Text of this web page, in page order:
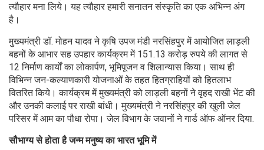
त्यौहार मना लिये। यह त्यौहार हमारी सनातन संस्कृति का एक अभिन्न अंग
है।
मुख्यमंत्री डॉ. मोहन यादव ने कृषि उपज मंडी नरसिंहपुर में आयोजित लाड़ली
बहनों के आभार सह उपहार कार्यक्रम में 151.13 करोड़ रुपये की लागत से
12 निर्माण कार्यों का लोकार्पण, भूमिपूजन व शिलान्यास किया। साथ ही
विभिन्न जन-कल्याणकारी योजनाओं के तहत हितग्राहियों को हितलाभ
वितरित किये। कार्यक्रम में मुख्यमंत्री को लाड़ली बहनों ने वृहद राखी भेंट की
और उनकी कलाई पर राखी बांधी। मुख्यमंत्री ने नरसिंहपुर की खुली जेल
परिसर में आम का पौधा रोपा। जेल विभाग के जवानों ने गार्ड ऑफ ऑनर दिया.
सौभाग्य से होता है जन्म मनुष्य का भारत भूमि में